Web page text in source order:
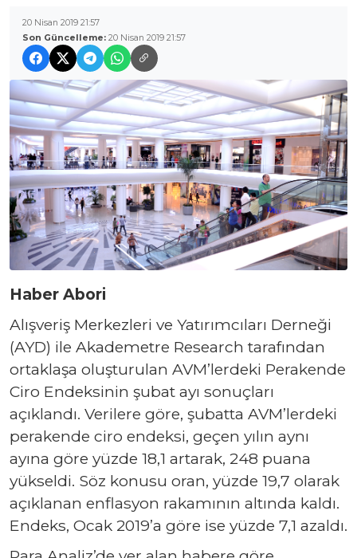
20 Nisan 2019 21:57
Son Güncelleme: 20 Nisan 2019 21:57
Haber Abori
Alışveriş Merkezleri ve Yatırımcıları Derneği
(AYD) ile Akademetre Research tarafından
ortaklaşa oluşturulan AVM’lerdeki Perakende
Ciro Endeksinin şubat ayı sonuçları
açıklandı. Verilere göre, şubatta AVM’lerdeki
perakende ciro endeksi, geçen yılın aynı
ayına göre yüzde 18,1 artarak, 248 puana
yükseldi. Söz konusu oran, yüzde 19,7 olarak
açıklanan enflasyon rakamının altında kaldı.
Endeks, Ocak 2019’a göre ise yüzde 7,1 azaldı.